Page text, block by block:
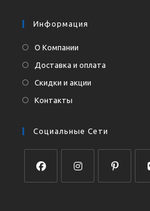
Информация
О Компании
Доставка и оплата
Скидки и акции
Контакты
Социальные Сети